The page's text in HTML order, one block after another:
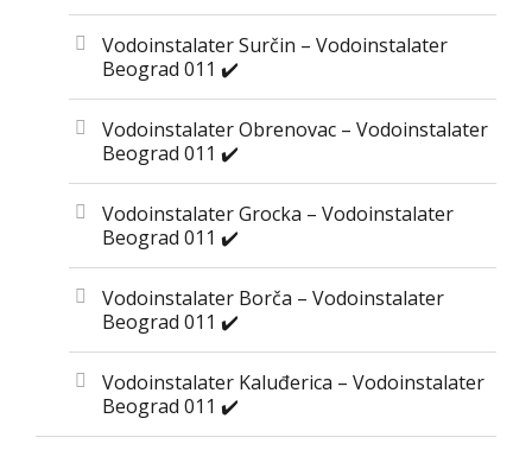
Vodoinstalater Surčin – Vodoinstalater
Beograd 011 ✔️
Vodoinstalater Obrenovac – Vodoinstalater
Beograd 011 ✔️
Vodoinstalater Grocka – Vodoinstalater
Beograd 011 ✔️
Vodoinstalater Borča – Vodoinstalater
Beograd 011 ✔️
Vodoinstalater Kaluđerica – Vodoinstalater
Beograd 011 ✔️